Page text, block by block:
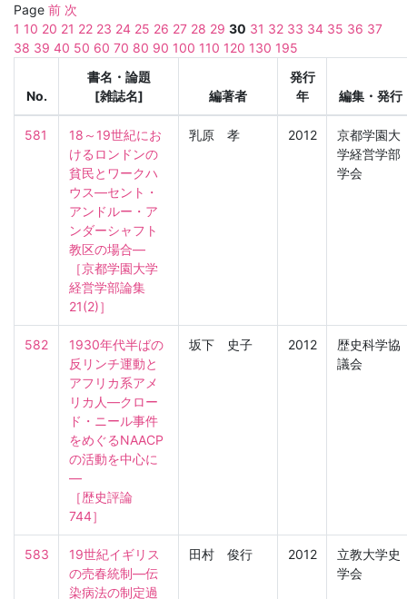
Page 前 次
1 10 20 21 22 23 24 25 26 27 28 29 30 31 32 33 34 35 36 37
38 39 40 50 60 70 80 90 100 110 120 130 195
No.
書名・論題
[雑誌名]
編著者
発行
年
編集・発行
581
18～19世紀にお
けるロンドンの
貧民とワークハ
ウス―セント・
アンドルー・ア
ンダーシャフト
教区の場合―
［京都学園大学
経営学部論集
21(2)］
乳原 孝 2012
京都学園大
学経営学部
学会
582
1930年代半ばの
反リンチ運動と
アフリカ系アメ
リカ人―クロー
ド・ニール事件
をめぐるNAACP
の活動を中心に
―
［歴史評論
744］
坂下 史子 2012
歴史科学協
議会
583
19世紀イギリス
の売春統制―伝
染病法の制定過
田村 俊行 2012
立教大学史
学会